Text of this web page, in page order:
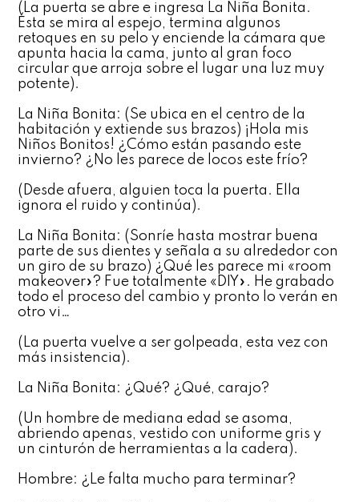
(La puerta se abre e ingresa La Niña Bonita.
Ésta se mira al espejo, termina algunos
retoques en su pelo y enciende la cámara que
apunta hacia la cama, junto al gran foco
circular que arroja sobre el lugar una luz muy
potente).
La Niña Bonita: (Se ubica en el centro de la
habitación y extiende sus brazos) ¡Hola mis
Niños Bonitos! ¿Cómo están pasando este
invierno? ¿No les parece de locos este frío?
(Desde afuera, alguien toca la puerta. Ella
ignora el ruido y continúa).
La Niña Bonita: (Sonríe hasta mostrar buena
parte de sus dientes y señala a su alrededor con
un giro de su brazo) ¿Qué les parece mi «room
makeover»? Fue totalmente «DIY». He grabado
todo el proceso del cambio y pronto lo verán en
otro vi…
(La puerta vuelve a ser golpeada, esta vez con
más insistencia).
La Niña Bonita: ¿Qué? ¿Qué, carajo?
(Un hombre de mediana edad se asoma,
abriendo apenas, vestido con uniforme gris y
un cinturón de herramientas a la cadera).
Hombre: ¿Le falta mucho para terminar?